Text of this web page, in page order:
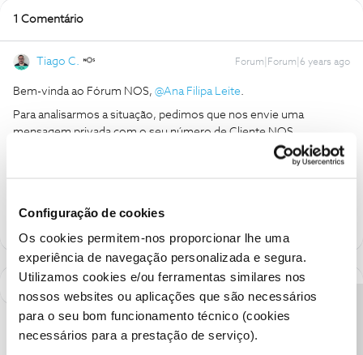
Configuração de cookies
Os cookies permitem-nos proporcionar lhe uma
experiência de navegação personalizada e segura.
Utilizamos cookies e/ou ferramentas similares nos
nossos websites ou aplicações que são necessários
para o seu bom funcionamento técnico (cookies
necessários para a prestação de serviço).
1 Comentário
Tiago C. Forum|Forum|6 years ago
Bem-vinda ao Fórum NOS, @Ana Filipa Leite.
Para analisarmos a situação, pedimos que nos envie uma
mensagem privada com o seu número de Cliente NOS.